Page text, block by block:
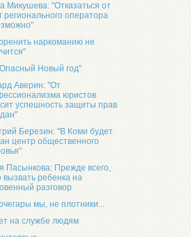
Микушева: "Отказаться от
регионального оператора
наркоманию не
Новый год"
Аверин: "От
юристов
успешность защиты прав
Березин: "В Коми будет
центр общественного
Пасынкова: Прежде всего,
вызвать ребенка на
разговор
мы, не плотники...
на службе людям